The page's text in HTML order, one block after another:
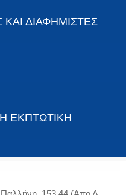
ΔΙΑΦΗΜΙΣΤΕΣ
ΕΚΠΤΩΤΙΚΗ